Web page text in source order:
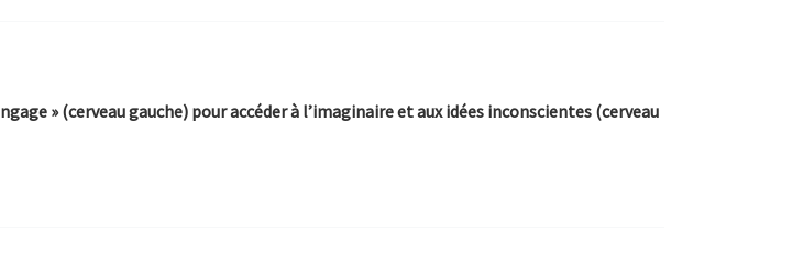
» (cerveau gauche) pour accéder à l’imaginaire et aux idées inconscientes (cerveau